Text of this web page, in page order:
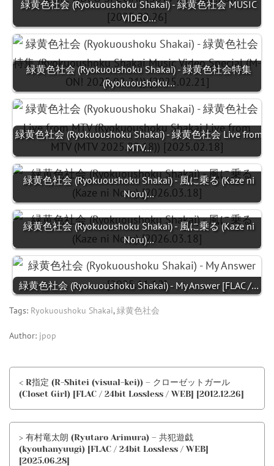
緑黄色社会 (Ryokuoushoku Shakai) - 緑黄色社会 MUSIC
VIDEO…
緑黄色社会 (Ryokuoushoku Shakai) - 緑黄色社会特集
(Ryokuoushoku…
緑黄色社会 (Ryokuoushoku Shakai) - 緑黄色社会 Live from
MTV…
緑黄色社会 (Ryokuoushoku Shakai) - 風に乗る (Kaze ni
Noru)…
緑黄色社会 (Ryokuoushoku Shakai) - 風に乗る (Kaze ni
Noru)…
緑黄色社会 (Ryokuoushoku Shakai) - My Answer [FLAC /…
Tags: Ryokuoushoku Shakai,緑黄色社会
Author: jpop
< R指定 (R-Shitei (visual-kei)) – クローゼットガール
(Closet Girl) [FLAC / 24bit Lossless / WEB] [2012.12.26]
> 有村竜太朗 (Ryutaro Arimura) – 共犯遊戯
(kyouhanyuugi) [FLAC / 24bit Lossless / WEB]
[2025.06.28]